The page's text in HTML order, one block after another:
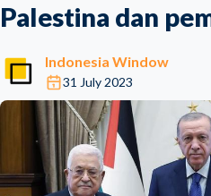
Palestina dan
Indonesia Window
31 July 2023